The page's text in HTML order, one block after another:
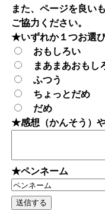
また、ページを良い
ご協力ください。
★いずれか１つお選び
おもしろい
まあまあおもし
ふつう
ちょっとだめ
だめ
★感想（かんそう）
★ペンネーム